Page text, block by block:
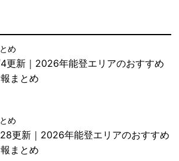
め
更新｜2026年能登エリアのおすすめ
まとめ
め
更新｜2026年能登エリアのおすすめ
まとめ